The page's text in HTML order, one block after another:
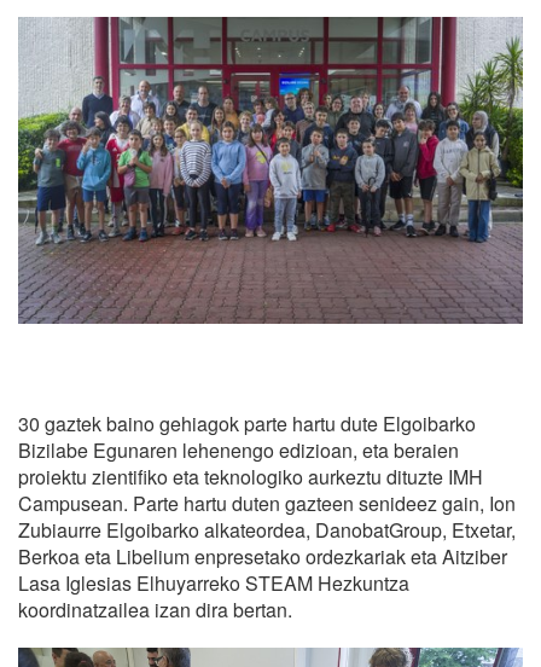
30 gaztek baino gehiagok parte hartu dute Elgoibarko
Bizilabe Egunaren lehenengo edizioan, eta beraien
proiektu zientifiko eta teknologiko aurkeztu dituzte IMH
Campusean. Parte hartu duten gazteen senideez gain, Ion
Zubiaurre Elgoibarko alkateordea, DanobatGroup, Etxetar,
Berkoa eta Libelium enpresetako ordezkariak eta Aitziber
Lasa Iglesias Elhuyarreko STEAM Hezkuntza
koordinatzailea izan dira bertan.